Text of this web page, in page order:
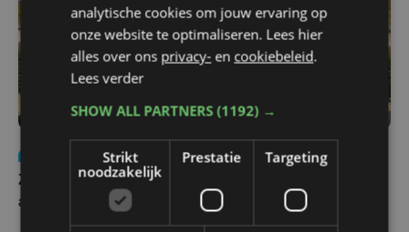
Update
za 1 augustus | 17:21
Zwaar ongeval op E403 in Izegem: drie rijstroken
afgesloten
analytische cookies om jouw ervaring op
onze website te optimaliseren. Lees hier
alles over ons privacy- en cookiebeleid.
Lees verder
SHOW ALL PARTNERS(1192) →
Strikt
noodzakelijk
Prestatie Targeting